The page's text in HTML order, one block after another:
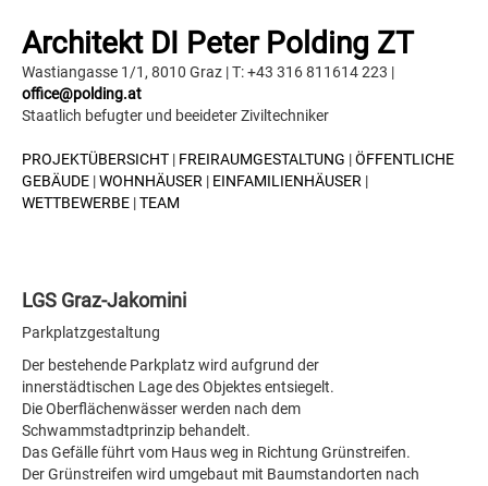
Architekt DI Peter Polding ZT
Wastiangasse 1/1, 8010 Graz | T: +43 316 811614 223 |
office@polding.at
Staatlich befugter und beeideter Ziviltechniker
PROJEKTÜBERSICHT | FREIRAUMGESTALTUNG |ÖFFENTLICHE
GEBÄUDE |WOHNHÄUSER | EINFAMILIENHÄUSER |
WETTBEWERBE |TEAM
LGS Graz-Jakomini
Parkplatzgestaltung
Der bestehende Parkplatz wird aufgrund der
innerstädtischen Lage des Objektes entsiegelt.
Die Oberflächenwässer werden nach dem
Schwammstadtprinzip behandelt.
Das Gefälle führt vom Haus weg in Richtung Grünstreifen.
Der Grünstreifen wird umgebaut mit Baumstandorten nach